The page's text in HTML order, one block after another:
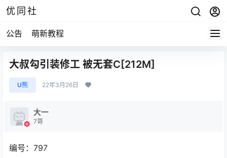
优同社
公告 萌新教程
大叔勾引装修工 被无套C[212M]
U熊 22年3月26日
大一
7哥
编号：797